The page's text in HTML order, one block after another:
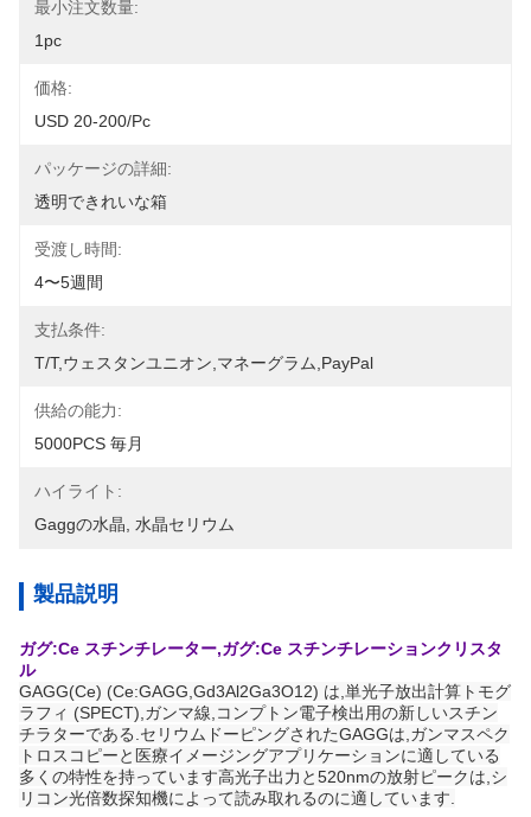
最小注文数量:
1pc
価格:
USD 20-200/pc
パッケージの詳細:
透明できれいな箱
受渡し時間:
4〜5週間
支払条件:
T/T,ウェスタンユニオン,マネーグラム,PayPal
供給の能力:
5000PCS 毎月
ハイライト:
Gaggの水晶 水晶セリウム
製品説明
ガグ:Ce スチンチレーター,ガグ:Ce スチンチレーションクリスタ
ル
GAGG(Ce) (Ce:GAGG,Gd3Al2Ga3O12) は,単光子放出計算トモグ
ラフィ (SPECT),ガンマ線,コンプトン電子検出用の新しいスチン
チラターである.セリウムドーピングされたGAGGは,ガンマスペク
トロスコピーと医療イメージングアプリケーションに適している
多くの特性を持っています高光子出力と520nmの放射ピークは,シ
リコン光倍数探知機によって読み取れるのに適しています.